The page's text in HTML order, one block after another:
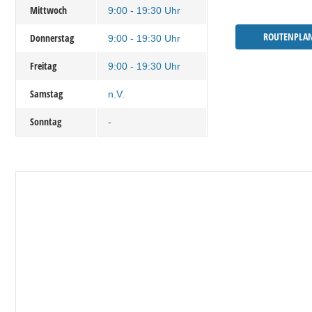
Mittwoch 9:00 - 19:30 Uhr
Donnerstag 9:00 - 19:30 Uhr
Freitag 9:00 - 19:30 Uhr
Samstag n.V.
Sonntag -